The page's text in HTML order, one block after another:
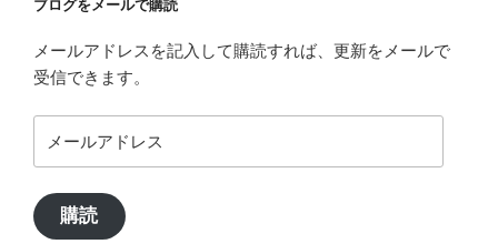
ブログをメールで購読
メールアドレスを記入して購読すれば、更新をメールで
受信できます。
ー
ア
ド
購読